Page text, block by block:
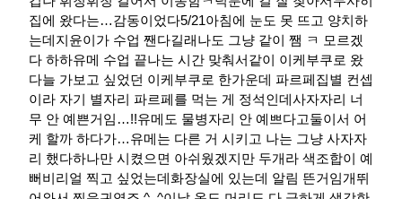
집에 왔다는…감동이었다​5/21아침에 눈도 못 뜨고 양치하
는데지윤이가 수업 짼다길래나도 그냥 같이 쨈 ㅋ 모르겠
다 하하유메 수업 끝나는 시간 맞춰서같이 이케부쿠로 왔
다늘 가보고 싶었던 이케부쿠로 한가운데 파르페집별 컨셉
이라 자기 별자리 파르페를 먹는 게 정석인데사자자리 너
무 안 예쁜거임…!!유메도 물병자리 안 예쁘다고둘이서 어
케 할까 하다가…유메는 다른 거 시키고 나는 그냥 사자자
리 했다하나만 시켰으면 아쉬웠겠지만 두개라 색조합이 예
뻐비리얼 찍고 싶었는데화장실에 있는데 알림 뜬거임개뛰